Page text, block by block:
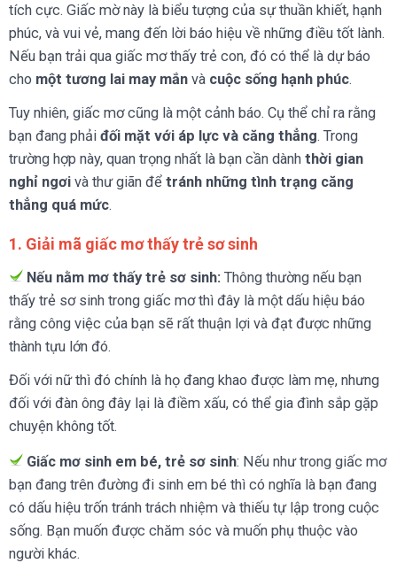
tích cực. Giấc mờ này là biểu tượng của sự thuần khiết, hạnh
phúc, và vui vẻ, mang đến lời báo hiệu về những điều tốt lành.
Nếu bạn trải qua giấc mơ thấy trẻ con, đó có thể là dự báo
cho một tương lai may mắn và cuộc sống hạnh phúc.
Tuy nhiên, giấc mơ cũng là một cảnh báo. Cụ thể chỉ ra rằng
bạn đang phải đối mặt với áp lực và căng thẳng. Trong
trường hợp này, quan trọng nhất là bạn cần dành thời gian
nghỉ ngơi và thư giãn để tránh những tình trạng căng
thẳng quá mức.
1. Giải mã giấc mơ thấy trẻ sơ sinh
Nếu nằm mơ thấy trẻ sơ sinh: Thông thường nếu bạn
thấy trẻ sơ sinh trong giấc mơ thì đây là một dấu hiệu báo
rằng công việc của bạn sẽ rất thuận lợi và đạt được những
thành tựu lớn đó.
Đối với nữ thì đó chính là họ đang khao được làm mẹ, nhưng
đối với đàn ông đây lại là điềm xấu, có thể gia đình sắp gặp
chuyện không tốt.
Giấc mơ sinh em bé, trẻ sơ sinh: Nếu như trong giấc mơ
bạn đang trên đường đi sinh em bé thì có nghĩa là bạn đang
có dấu hiệu trốn tránh trách nhiệm và thiếu tự lập trong cuộc
sống. Bạn muốn được chăm sóc và muốn phụ thuộc vào
người khác.